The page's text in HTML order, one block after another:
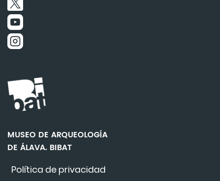
Política de privacidad
MUSEO DE ARQUEOLOGÍA
DE ÁLAVA. BIBAT